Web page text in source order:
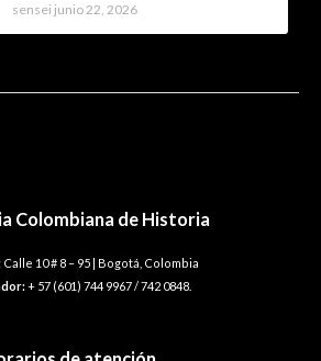
sensei junio 22, 2026
Colombiana de Historia
Calle 10 # 8 – 95 | Bogotá, Colombia
+ 57 (601) 744 9967 / 742 0848.